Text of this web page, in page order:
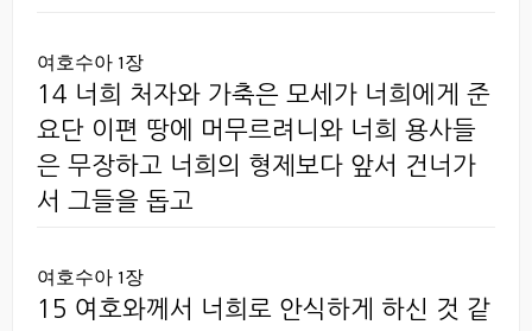
여호수아 1장
14 너희 처자와 가축은 모세가 너희에게 준
요단 이편 땅에 머무르려니와 너희 용사들
은 무장하고 너희의 형제보다 앞서 건너가
서 그들을 돕고
여호수아 1장
15 여호와께서 너희로 안식하게 하신 것 같